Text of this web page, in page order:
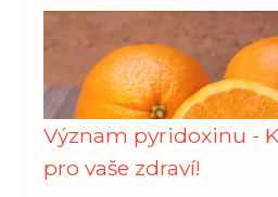
Význam pyridoxinu -
pro vaše zdraví!